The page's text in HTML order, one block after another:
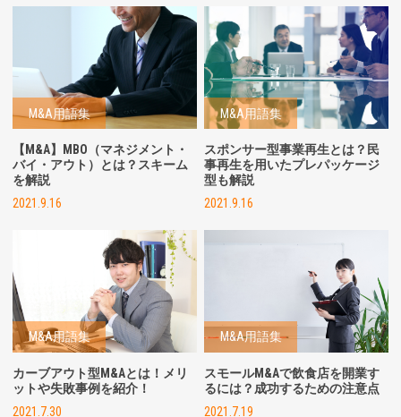
M&A用語集
【M&A】MBO（マネジメント・
バイ・アウト）とは？スキーム
を解説
2021.9.16
M&A用語集
スポンサー型事業再生とは？民
事再生を用いたプレパッケージ
型も解説
2021.9.16
M&A用語集
カーブアウト型M&Aとは！メリ
ットや失敗事例を紹介！
2021.7.30
M&A用語集
スモールM&Aで飲食店を開業す
るには？成功するための注意点
2021.7.19